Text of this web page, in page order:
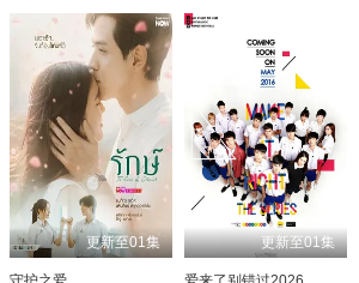
更新至01集 更新至01集